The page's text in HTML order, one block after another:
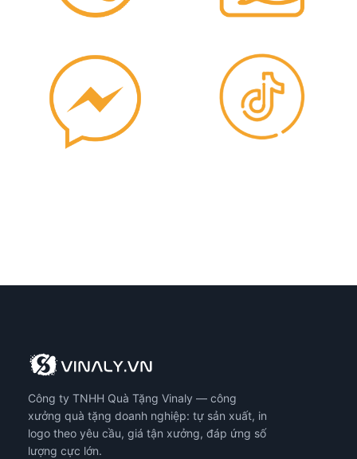
Công ty TNHH Quà Tặng Vinaly — công
xưởng quà tặng doanh nghiệp: tự sản xuất, in
logo theo yêu cầu, giá tận xưởng, đáp ứng số
lượng cực lớn.